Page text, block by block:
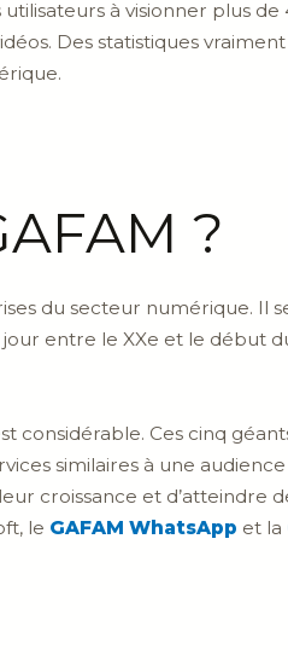
utilisateurs à visionner plus
Des statistiques
?
du secteur numérique. Il
entre le XXe et le début
considérable. Ces cinq
similaires à une
croissance et d’atteindre
le GAFAM WhatsApp et la